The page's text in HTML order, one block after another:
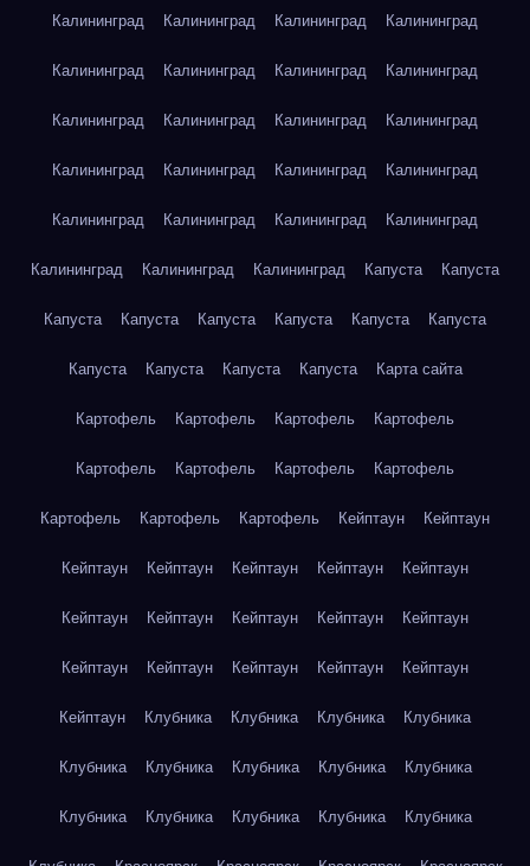
Калининград Калининград Калининград Калининград
Калининград Калининград Калининград Калининград
Калининград Калининград Калининград Калининград
Калининград Калининград Калининград Калининград
Калининград Калининград Калининград Калининград
Калининград Калининград Калининград Капуста Капуста
Капуста Капуста Капуста Капуста Капуста Капуста
Капуста Капуста Капуста Капуста Карта сайта
Картофель Картофель Картофель Картофель
Картофель Картофель Картофель Картофель
Картофель Картофель Картофель Кейптаун Кейптаун
Кейптаун Кейптаун Кейптаун Кейптаун Кейптаун
Кейптаун Кейптаун Кейптаун Кейптаун Кейптаун
Кейптаун Кейптаун Кейптаун Кейптаун Кейптаун
Кейптаун Клубника Клубника Клубника Клубника
Клубника Клубника Клубника Клубника Клубника
Клубника Клубника Клубника Клубника Клубника